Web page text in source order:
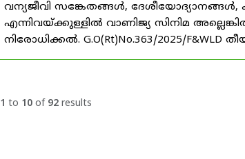
വന്യജീവി സങ്കേതങ്ങൾ,
എന്നിവയ്ക്കുള്ളിൽ വാണിജ്യ സിനിമ
നിരോധിക്കൽ. G.O(Rt)No.363/2025/F&WLD
1 to 10 of 92 results